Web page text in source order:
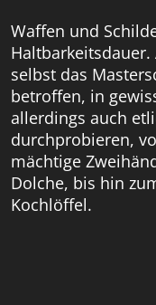
Waffen und
Haltbarkeitsdauer.
selbst das
betroffen, in
allerdings auch
durchprobieren,
mächtige
Dolche, bis hin
Kochlöffel.